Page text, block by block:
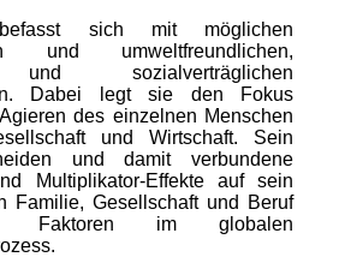
sich mit möglichen
und umweltfreundlichen,
und sozialverträglichen
Dabei legt sie den Fokus
des einzelnen Menschen
und Wirtschaft. Sein
und damit verbundene
Multiplikator-Effekte auf sein
Familie, Gesellschaft und Beruf
Faktoren im globalen